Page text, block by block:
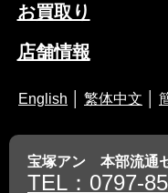
お買取り
店舗情報
English 繁体中文
宝塚アン 本部流通
TEL：0797-